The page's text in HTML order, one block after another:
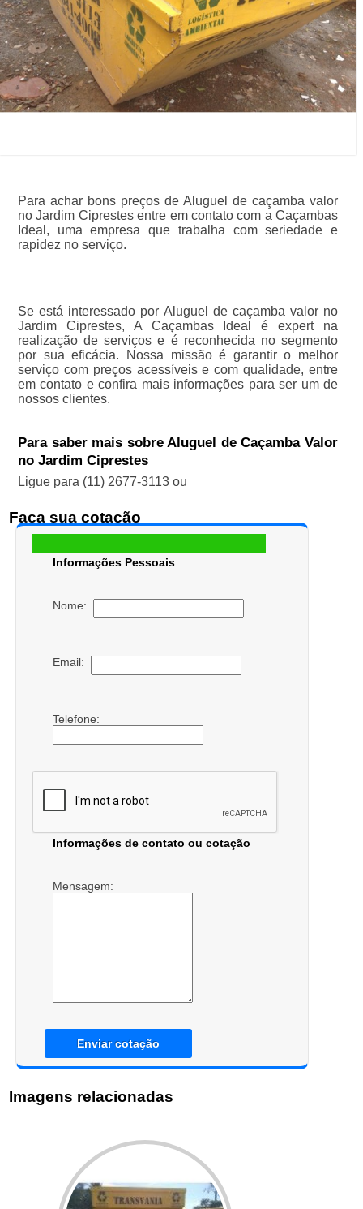
Para achar bons preços de Aluguel de caçamba valor
no Jardim Ciprestes entre em contato com a Caçambas
Ideal, uma empresa que trabalha com seriedade e
rapidez no serviço.
Se está interessado por Aluguel de caçamba valor no
Jardim Ciprestes, A Caçambas Ideal é expert na
realização de serviços e é reconhecida no segmento
por sua eficácia. Nossa missão é garantir o melhor
serviço com preços acessíveis e com qualidade, entre
em contato e confira mais informações para ser um de
nossos clientes.
Para saber mais sobre Aluguel de Caçamba Valor
no Jardim Ciprestes
Ligue para (11) 2677-3113ou
Faça sua cotação
Informações Pessoais
Nome:
Email:
Telefone:
Informações de contato ou cotação
Mensagem:
Enviar cotação
Imagens relacionadas